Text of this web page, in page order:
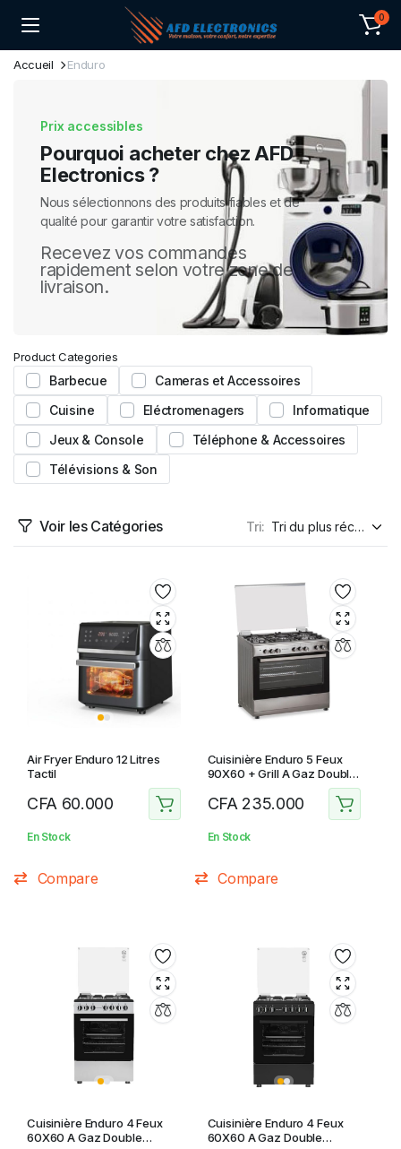
0
Accueil Enduro
Prix accessibles
Pourquoi acheter chez AFD
Electronics ?
Nous sélectionnons des produits fiables et de
qualité pour garantir votre satisfaction.
Recevez vos commandes
rapidement selon votre zone de
livraison.
Product Categories
Barbecue
Cameras et Accessoires
Cuisine
Eléctromenagers
Informatique
Jeux & Console
Téléphone & Accessoires
Télévisions & Son
Voir les Catégories Tri:
Air Fryer Enduro 12 Litres
Tactil
CFA 60.000
En Stock
Compare
Cuisinière Enduro 5 Feux
90X60 + Grill A Gaz Double
CFA 235.000
En Stock
Compare
Cuisinière Enduro 4 Feux
60X60 A Gaz Double
Cuisinière Enduro 4 Feux
60X60 A Gaz Double